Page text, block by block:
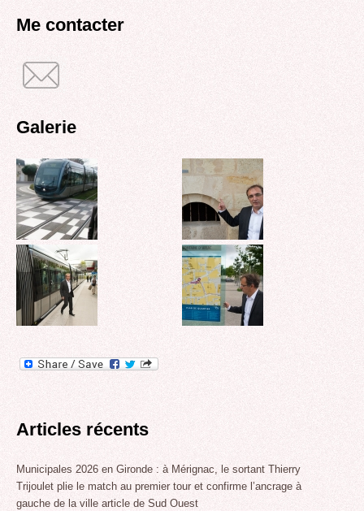
Me contacter
Galerie
Articles récents
Municipales 2026 en Gironde : à Mérignac, le sortant Thierry
Trijoulet plie le match au premier tour et confirme l’ancrage à
gauche de la ville article de Sud Ouest